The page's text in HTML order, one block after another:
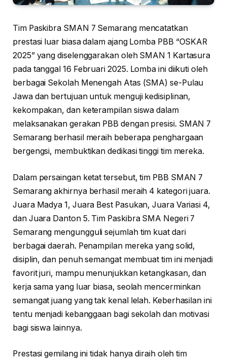
Tim Paskibra SMAN 7 Semarang mencatatkan
prestasi luar biasa dalam ajang Lomba PBB “OSKAR
2025” yang diselenggarakan oleh SMAN 1 Kartasura
pada tanggal 16 Februari 2025. Lomba ini diikuti oleh
berbagai Sekolah Menengah Atas (SMA) se-Pulau
Jawa dan bertujuan untuk menguji kedisiplinan,
kekompakan, dan keterampilan siswa dalam
melaksanakan gerakan PBB dengan presisi. SMAN 7
Semarang berhasil meraih beberapa penghargaan
bergengsi, membuktikan dedikasi tinggi tim mereka.
Dalam persaingan ketat tersebut, tim PBB SMAN 7
Semarang akhirnya berhasil meraih 4 kategori juara.
Juara Madya 1, Juara Best Pasukan, Juara Variasi 4,
dan Juara Danton 5. Tim Paskibra SMA Negeri 7
Semarang mengungguli sejumlah tim kuat dari
berbagai daerah. Penampilan mereka yang solid,
disiplin, dan penuh semangat membuat tim ini menjadi
favorit juri, mampu menunjukkan ketangkasan, dan
kerja sama yang luar biasa, seolah mencerminkan
semangat juang yang tak kenal lelah. Keberhasilan ini
tentu menjadi kebanggaan bagi sekolah dan motivasi
bagi siswa lainnya.
Prestasi gemilang ini tidak hanya diraih oleh tim